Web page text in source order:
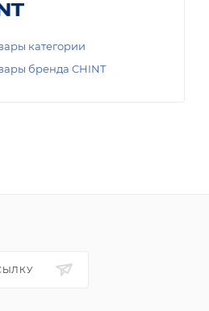
категории
бренда CHINT